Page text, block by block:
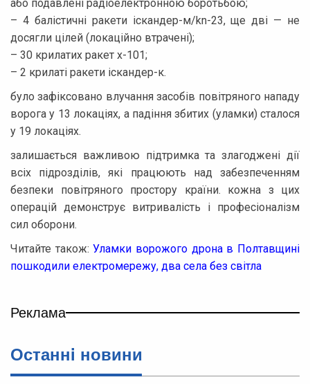
або подавлені радіоелектронною боротьбою;
– 4 балістичні ракети іскандер-м/kn-23, ще дві — не
досягли цілей (локаційно втрачені);
– 30 крилатих ракет х-101;
– 2 крилаті ракети іскандер-к.
було зафіксовано влучання засобів повітряного нападу
ворога у 13 локаціях, а падіння збитих (уламки) сталося
у 19 локаціях.
залишається важливою підтримка та злагоджені дії
всіх підрозділів, які працюють над забезпеченням
безпеки повітряного простору країни. кожна з цих
операцій демонструє витривалість і професіоналізм
сил оборони.
Читайте також:Уламки ворожого дрона в Полтавщині
пошкодили електромережу, два села без світла
Реклама
Останнi новини